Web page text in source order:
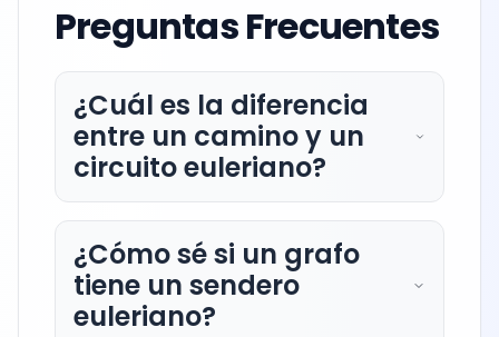
Preguntas Frecuentes
¿Cuál es la diferencia
entre un camino y un
circuito euleriano?
¿Cómo sé si un grafo
tiene un sendero
euleriano?